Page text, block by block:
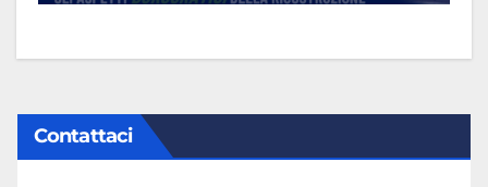
Contattaci